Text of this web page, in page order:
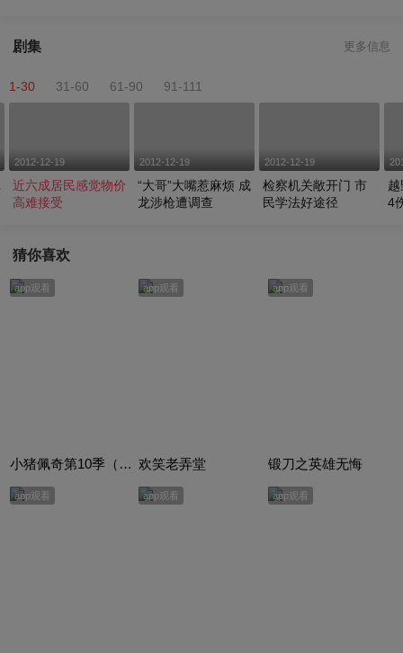
剧集 更多信息
1-30 31-60 61-90 91-111
2012-12-19
近六成居民感觉物价
高难接受
2012-12-19
“大哥”大嘴惹麻烦 成
龙涉枪遭调查
2012-12-19
检察机关敞开门 市
民学法好途径
4
猜你喜欢
app观看
小猪佩奇第10季（Peppa Pig Season 10）（中文版） 有声音频
app观看
欢笑老弄堂
app观看
锻刀之英雄无悔
app观看 app观看 app观看